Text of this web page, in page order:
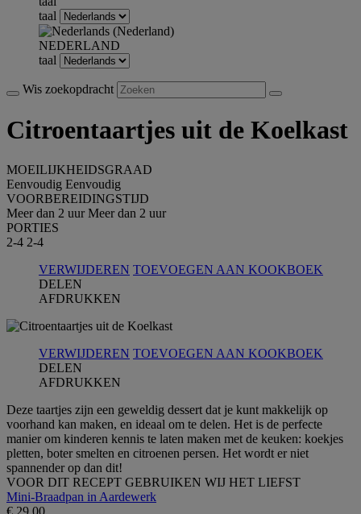
taal
NEDERLAND
taal
Wis zoekopdracht
Citroentaartjes uit de Koelkast
MOEILIJKHEIDSGRAAD
Eenvoudig Eenvoudig
VOORBEREIDINGSTIJD
Meer dan 2 uur Meer dan 2 uur
PORTIES
2-4 2-4
VERWIJDEREN TOEVOEGEN AAN KOOKBOEK
DELEN
AFDRUKKEN
VERWIJDEREN TOEVOEGEN AAN KOOKBOEK
DELEN
AFDRUKKEN
Deze taartjes zijn een geweldig dessert dat je kunt makkelijk op
voorhand kan maken, en ideaal om te delen. Het is de perfecte
manier om kinderen kennis te laten maken met de keuken: koekjes
pletten, boter smelten en citroenen persen. Het wordt er niet
spannender op dan dit!
VOOR DIT RECEPT GEBRUIKEN WIJ HET LIEFST
Mini-Braadpan in Aardewerk
€ 29,00